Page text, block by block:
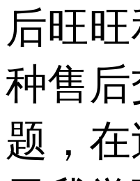
后旺
种售后
题，